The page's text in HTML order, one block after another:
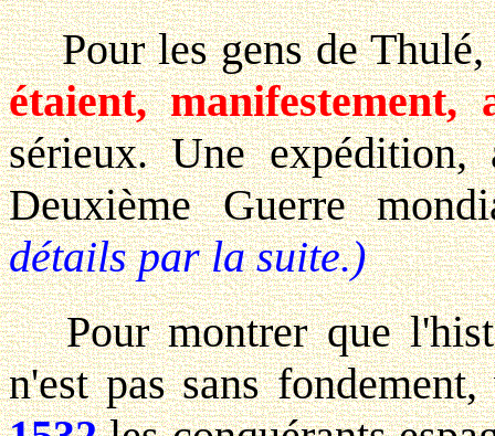
Pour les gens de
étaient, manifestement,
sérieux. Une
Deuxième Guerre
détails par la suite.)
Pour montrer que
n'est pas sans